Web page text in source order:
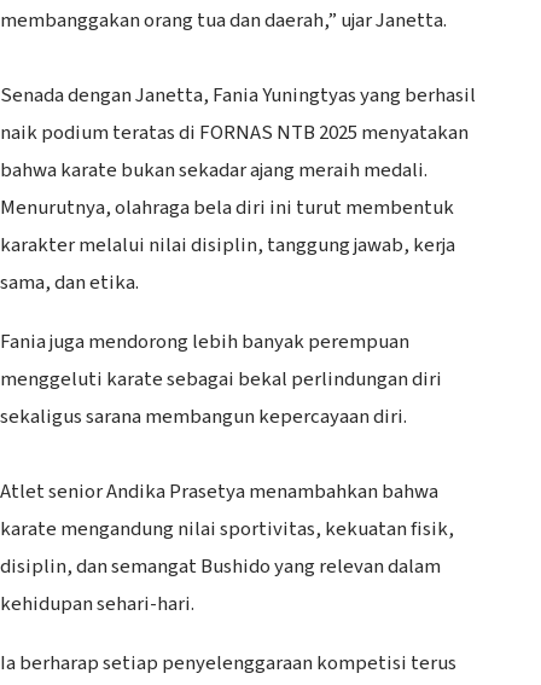
membanggakan orang tua dan daerah,” ujar Janetta.
‎Senada dengan Janetta, Fania Yuningtyas yang berhasil
naik podium teratas di FORNAS NTB 2025 menyatakan
bahwa karate bukan sekadar ajang meraih medali.
Menurutnya, olahraga bela diri ini turut membentuk
karakter melalui nilai disiplin, tanggung jawab, kerja
sama, dan etika.
Fania juga mendorong lebih banyak perempuan
menggeluti karate sebagai bekal perlindungan diri
sekaligus sarana membangun kepercayaan diri.
‎Atlet senior Andika Prasetya menambahkan bahwa
karate mengandung nilai sportivitas, kekuatan fisik,
disiplin, dan semangat Bushido yang relevan dalam
kehidupan sehari-hari.
Ia berharap setiap penyelenggaraan kompetisi terus